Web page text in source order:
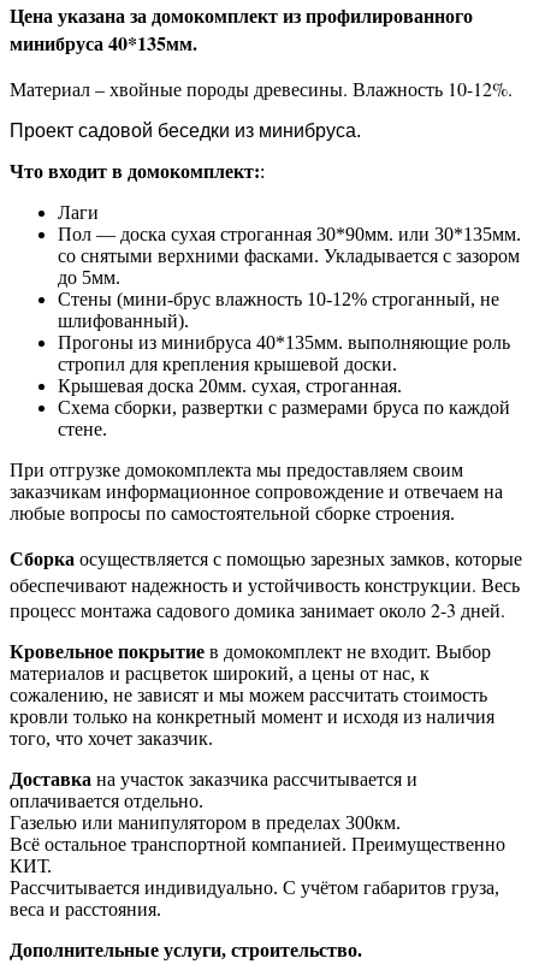
Цена указана за домокомплект из профилированного
минибруса 40*135мм.
Материал – хвойные породы древесины. Влажность 10-12%.
Проект садовой беседки из минибруса.
Что входит в домокомплект::
Лаги
Пол — доска сухая строганная 30*90мм. или 30*135мм.
со снятыми верхними фасками. Укладывается с зазором
до 5мм.
Стены (мини-брус влажность 10-12% строганный, не
шлифованный).
Прогоны из минибруса 40*135мм. выполняющие роль
стропил для крепления крышевой доски.
Крышевая доска 20мм. сухая, строганная.
Схема сборки, развертки с размерами бруса по каждой
стене.
При отгрузке домокомплекта мы предоставляем своим
заказчикам информационное сопровождение и отвечаем на
любые вопросы по самостоятельной сборке строения.
Сборкаосуществляется с помощью зарезных замков, которые
обеспечивают надежность и устойчивость конструкции. Весь
процесс монтажа садового домика занимает около 2-3 дней.
Кровельное покрытие в домокомплект не входит. Выбор
материалов и расцветок широкий, а цены от нас, к
сожалению, не зависят и мы можем рассчитать стоимость
кровли только на конкретный момент и исходя из наличия
того, что хочет заказчик.
Доставка на участок заказчика рассчитывается и
оплачивается отдельно.
Газелью или манипулятором в пределах 300км.
Всё остальное транспортной компанией. Преимущественно
КИТ.
Рассчитывается индивидуально. С учётом габаритов груза,
веса и расстояния.
Дополнительные услуги, строительство.